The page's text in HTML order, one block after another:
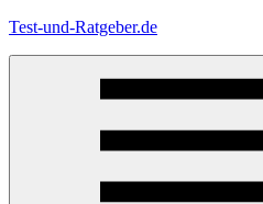
Zum
Test-und-Ratgeber.de